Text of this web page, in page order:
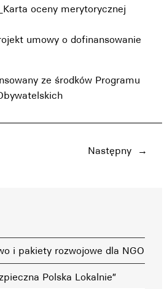
oceny merytorycznej
umowy o dofinansowanie
ze środków Programu
Następny →
i pakiety rozwojowe dla NGO
Polska Lokalnie”